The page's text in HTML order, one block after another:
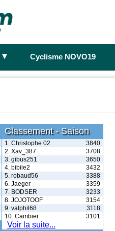
► Cyclisme NOVO19
Classement - Saison
1. Christophe 02
3840
2. Xav_387
3708
3. gibus251
3650
4. bibile2
3432
5. robaud56
3388
6. Jaeger
3359
7. BODSER
3233
8. JOJOTOOF
3154
9. valphil68
3118
10. Cambier
3101
Voir la suite...